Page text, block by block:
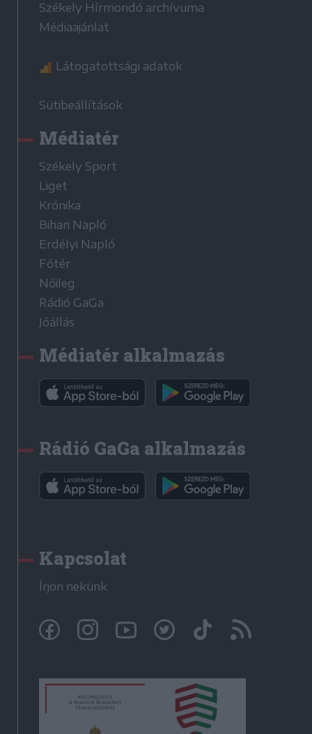
Székely Hírmondó archívuma
Médiaajánlat
Látogatottsági adatok
Sütibeállítások
Médiatér
Székely Sport
Liget
Krónika
Bihari Napló
Erdélyi Napló
Főtér
Nőileg
Rádió GaGa
Jóállás
Médiatér alkalmazás
Rádió GaGa alkalmazás
Kapcsolat
Írjon nekünk